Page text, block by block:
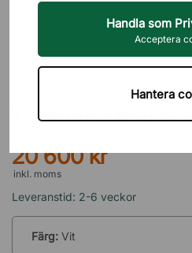
Handla som
Acceptera
Hantera
Taklampa Kvist
20 600 kr
inkl. moms
Leveranstid: 2-6 veckor
Färg: Vit